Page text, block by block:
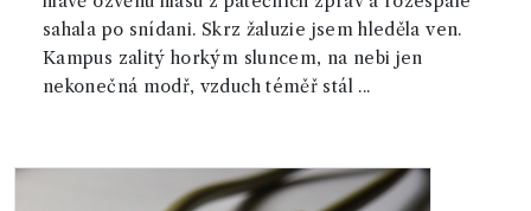
sahala po snídani. Skrz žaluzie jsem hleděla ven.
Kampus zalitý horkým sluncem, na nebi jen
nekonečná modř, vzduch téměř stál ...